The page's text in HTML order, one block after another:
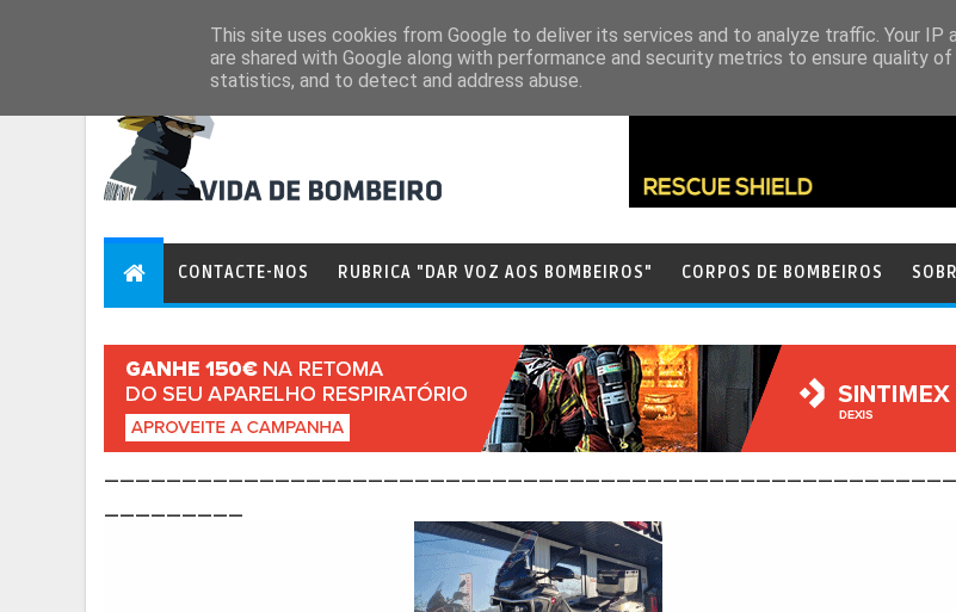
CONTACTE-NOS RUBRICA "DAR VOZ AOS BOMBEIROS" CORPOS DE BOMBEIROS
This site uses cookies from Google to deliver its services and to analyze traffic. Your IP
are shared with Google along with performance and security metrics to ensure quality
statistics, and to detect and address abuse.